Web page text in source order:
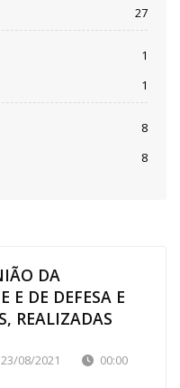
DA
E DE DEFESA E
REALIZADAS
23/08/2021
00:00
27
1
1
8
8